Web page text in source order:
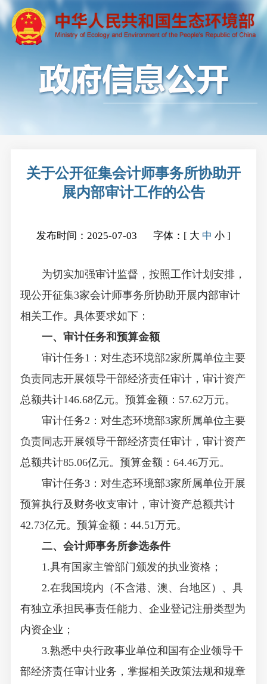
关于公开征集会计师事务所协助开
展内部审计工作的公告
发布时间：2025-07-03 字体：[ 大 中 小]
为切实加强审计监督，按照工作计划安排，
现公开征集3家会计师事务所协助开展内部审计
相关工作。具体要求如下：
一、审计任务和预算金额
审计任务1：对生态环境部2家所属单位主要
负责同志开展领导干部经济责任审计，审计资产
总额共计146.68亿元。预算金额：57.62万元。
审计任务2：对生态环境部3家所属单位主要
负责同志开展领导干部经济责任审计，审计资产
总额共计85.06亿元。预算金额：64.46万元。
审计任务3：对生态环境部3家所属单位开展
预算执行及财务收支审计，审计资产总额共计
42.73亿元。预算金额：44.51万元。
二、会计师事务所参选条件
1.具有国家主管部门颁发的执业资格；
2.在我国境内（不含港、澳、台地区）、具
有独立承担民事责任能力、企业登记注册类型为
内资企业；
3.熟悉中央行政事业单位和国有企业领导干
部经济责任审计业务，掌握相关政策法规和规章